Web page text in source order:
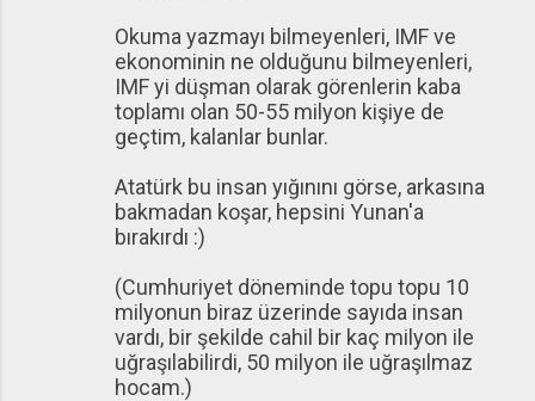
Okuma yazmayı bilmeyenleri, IMF ve
ekonominin ne olduğunu bilmeyenleri,
IMF yi düşman olarak görenlerin kaba
toplamı olan 50-55 milyon kişiye de
geçtim, kalanlar bunlar.
Atatürk bu insan yığınını görse, arkasına
bakmadan koşar, hepsini Yunan'a
bırakırdı :)
(Cumhuriyet döneminde topu topu 10
milyonun biraz üzerinde sayıda insan
vardı, bir şekilde cahil bir kaç milyon ile
uğraşılabilirdi, 50 milyon ile uğraşılmaz
hocam.)